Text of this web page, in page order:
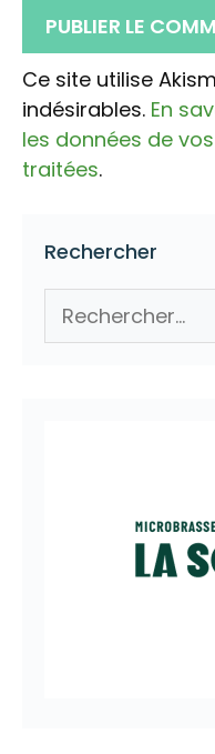
Ce site utilise
indésirables. En
les données de
traitées.
Rechercher